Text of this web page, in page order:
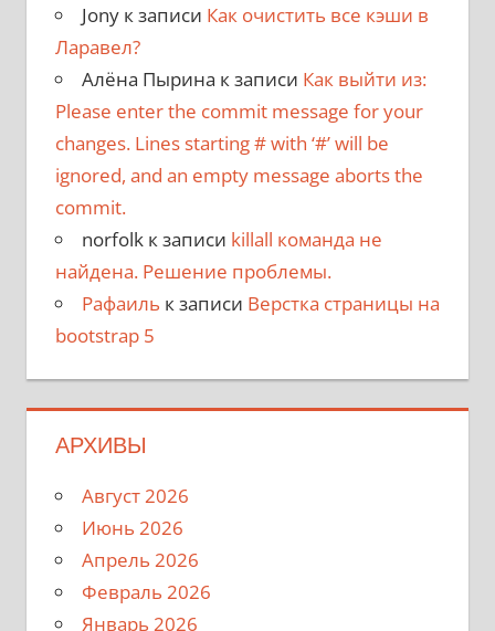
Jonyк записи Как очистить все кэши в
Ларавел?
Алёна Пырина к записи Как выйти из:
Please enter the commit message for your
changes. Lines starting # with ‘#’ will be
ignored, and an empty message aborts the
commit.
norfolkк записи killall команда не
найдена. Решение проблемы.
Рафаиль к записи Верстка страницы на
bootstrap 5
АРХИВЫ
Август 2026
Июнь 2026
Апрель 2026
Февраль 2026
Январь 2026